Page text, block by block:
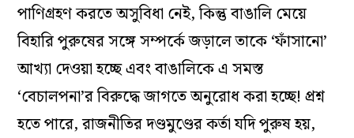
পাণিগ্রহণ করতে অসুবিধা নেই, কিন্তু বাঙালি মেয়ে
বিহারি পুরুষের সঙ্গে সম্পর্কে জড়ালে তাকে ‘ফাঁসানো’
আখ্যা দেওয়া হচ্ছে এবং বাঙালিকে এ সমস্ত
‘বেচালপনা’র বিরুদ্ধে জাগতে অনুরোধ করা হচ্ছে! প্রশ্ন
হতে পারে, রাজনীতির দণ্ডমুণ্ডের কর্তা যদি পুরুষ হয়,